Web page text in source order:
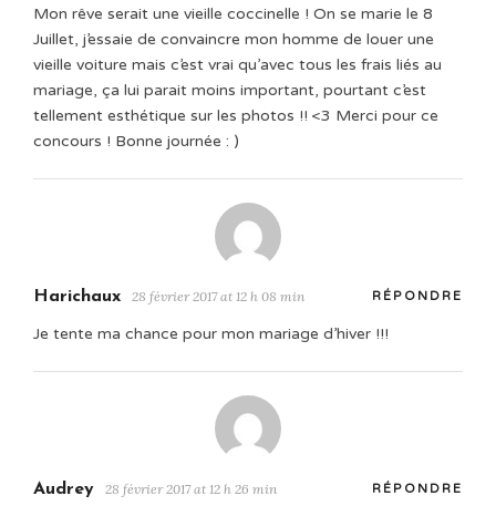
Mon rêve serait une vieille coccinelle ! On se marie le 8
Juillet, j’essaie de convaincre mon homme de louer une
vieille voiture mais c’est vrai qu’avec tous les frais liés au
mariage, ça lui parait moins important, pourtant c’est
tellement esthétique sur les photos !! <3 Merci pour ce
concours ! Bonne journée : )
Harichaux 28 février 2017 at 12 h 08 min RÉPONDRE
Je tente ma chance pour mon mariage d’hiver !!!
Audrey 28 février 2017 at 12 h 26 min RÉPONDRE